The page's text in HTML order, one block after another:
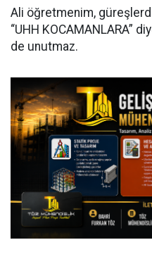
Ali öğretmenim,
“UHH KOCAMANLARA”
de unutmaz.